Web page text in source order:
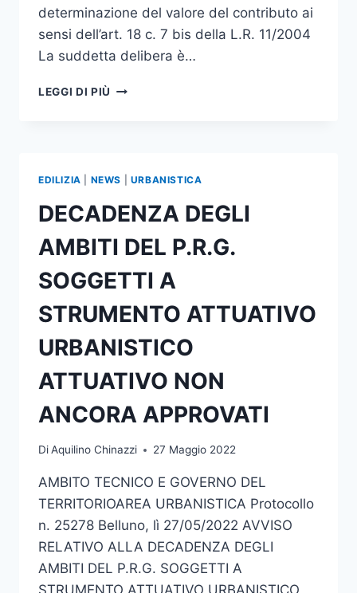
determinazione del valore del contributo ai
sensi dell’art. 18 c. 7 bis della L.R. 11/2004
La suddetta delibera è…
LEGGI DI PIÙ DECADENZA
SOGGETTI
STRUMENTO
ATTUATIVO
URBANISTICO
ATTUATIVO
NON
ANCORA
APPROVATI
EDILIZIA NEWS URBANISTICA
DECADENZA DEGLI
AMBITI DEL P.R.G.
SOGGETTI A
STRUMENTO ATTUATIVO
URBANISTICO
ATTUATIVO NON
ANCORA APPROVATI
DiAquilino Chinazzi 27 Maggio 2022
AMBITO TECNICO E GOVERNO DEL
TERRITORIOAREA URBANISTICA Protocollo
n. 25278 Belluno, lì 27/05/2022 AVVISO
RELATIVO ALLA DECADENZA DEGLI
AMBITI DEL P.R.G. SOGGETTI A